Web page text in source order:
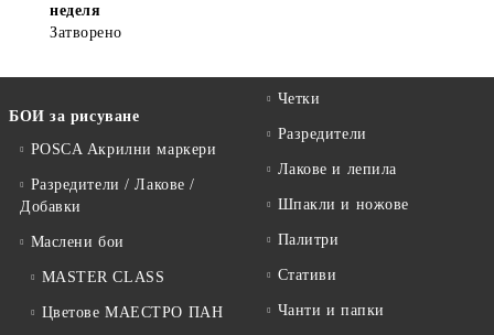
неделя
Затворено
БОИ за рисуване
POSCA Акрилни маркери
Разредители / Лакове /
Добавки
Маслени бои
MASTER CLASS
Цветове МАЕСТРО ПАН
Четки
Разредители
Лакове и лепила
Шпакли и ножове
Палитри
Стативи
Чанти и папки